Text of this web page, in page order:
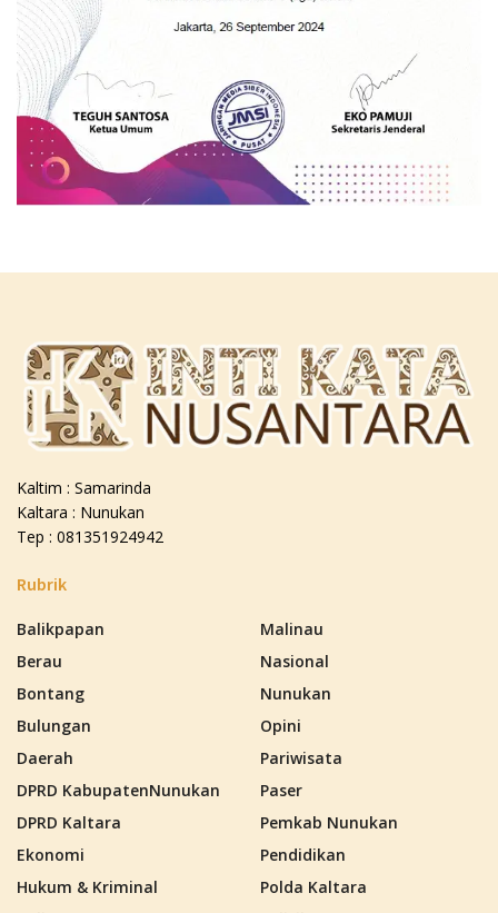
Kaltim : Samarinda
Kaltara : Nunukan
Tep : 081351924942
Rubrik
Balikpapan
Berau
Bontang
Bulungan
Daerah
DPRD KabupatenNunukan
DPRD Kaltara
Ekonomi
Hukum & Kriminal
Malinau
Nasional
Nunukan
Opini
Pariwisata
Paser
Pemkab Nunukan
Pendidikan
Polda Kaltara